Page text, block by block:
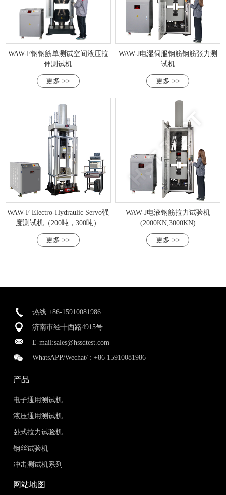
WAW-F钢钢筋单测试空间液压拉
伸测试机
更多 >>
WAW-J电湿伺服钢筋钢筋张力测
试机
更多 >>
WAW-F Electro-Hydraulic Servo强
度测试机（200吨，300吨）
更多 >>
WAW-J电液钢筋拉力试验机
(2000KN,3000KN)
更多 >>
热线:+86-15910081986
济南市经十西路4915号
E-mail:sales@hssdtest.com
WhatsAPP/Wechat/ :+86 15910081986
产品
电子通用测试机
液压通用测试机
卧式拉力试验机
钢丝试验机
冲击测试机系列
网站地图